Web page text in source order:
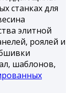
станках для
элитной
роялей и
шаблонов,